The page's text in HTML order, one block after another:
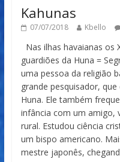
Kahunas
07/07/2018 Kbello
Nas ilhas havaianas os
guardiões da Huna =
uma pessoa da religião
grande pesquisador,
Huna. Ele também
infância com um amigo,
rural. Estudou ciência
um bispo americano.
mestre japonês,